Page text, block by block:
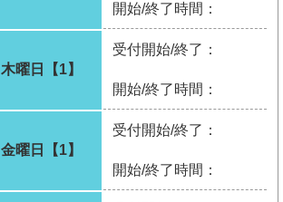
開始/終了時間：
木曜日【1】
受付開始/終了：
開始/終了時間：
金曜日【1】
受付開始/終了：
開始/終了時間：